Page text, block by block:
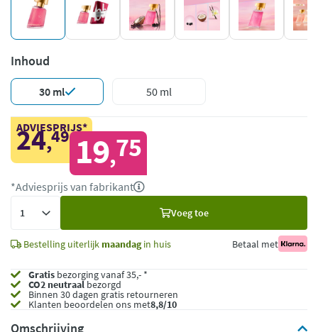
Inhoud
30 ml 50 ml
ADVIESPRIJS*
24,49 19,75
*Adviesprijs van fabrikant
Voeg toe
Bestelling uiterlijk maandagin huis Betaal met
Gratis bezorging vanaf 35,- *
CO2 neutraalbezorgd
Binnen 30 dagen gratis retourneren
Klanten beoordelen ons met8,8/10
Omschrijving